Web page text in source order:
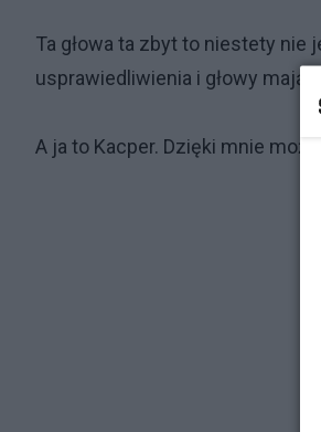
Ta głowa ta zbyt to niestety nie
usprawiedliwienia i głowy mają
A ja to Kacper. Dzięki mnie